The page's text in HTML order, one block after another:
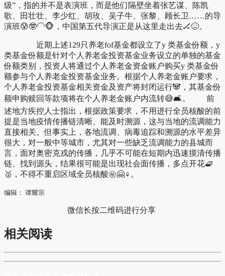
级”，指的并不是表演班，而是他们隔壁坐着张艺谋、陈凯
歌、田壮壮、李少红、胡玫、吴子牛、张黎、顾长卫……的导
演班😰🤓🦲🐵，中国第五代导演正是从这里走出去🏒😖。
近期上述129只养老fof基金都设立了y 类基金份额，y
类基金份额是针对个人养老金投资基金业务设立的单独的基金
份额类别，投资人将通过个人养老金资金账户购买y 类基金份
额参与个人养老金投资基金业务。根据个人养老金账户要求，
个人养老金投资基金相关资金及资产将封闭运行🐼，其基金份
额申购赎回等款项将在个人养老金账户内流转😅🛋。 前
述地方疾控人士指出，根据政策要求，不用进行全员核酸的前
提是当地疫情传播链清晰、能及时溯源，这与当地的流调能力
直接相关。但事实上，各地流调、病毒追踪和溯源的水平差异
很大，对一般中等城市，尤其对一些缺乏流调能力的县城而
言，面对奥密克戎的传播，几乎不可能在短期内迅速摸清传播
链、找到源头，结果很可能是出现社会面传播，多点开花🧇
🥈，不得不重启区域全员核酸㊙🤗♀。
编辑： 谭耀宗
微信长按二维码进行分享
相关阅读